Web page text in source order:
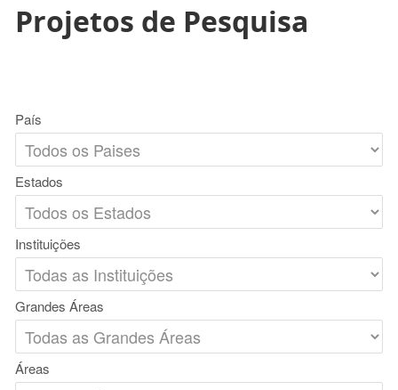
Projetos de Pesquisa
País
Estados
Instituições
Grandes Áreas
Áreas